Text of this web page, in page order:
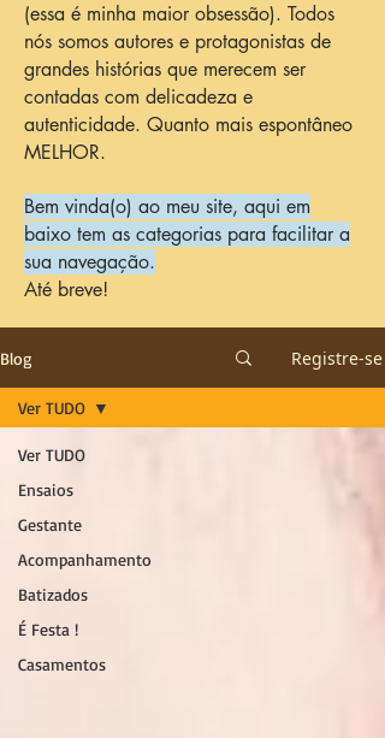
(essa é minha maior obsessão). Todos
nós somos autores e protagonistas de
grandes histórias que merecem ser
contadas com delicadeza e
autenticidade. Quanto mais espontâneo
MELHOR.
Bem vinda(o) ao meu site, aqui em
baixo tem as categorias para facilitar a
sua navegação.
Até breve!
Blog Registre-se
Ver TUDO
Ensaios
Gestante
Acompanhamento
Batizados
É Festa !
Casamentos
Ver TUDO